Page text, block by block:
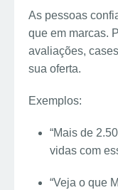
As pessoas
que em marcas.
avaliações,
sua oferta.
Exemplos:
“Mais de
vidas com
“Veja o que